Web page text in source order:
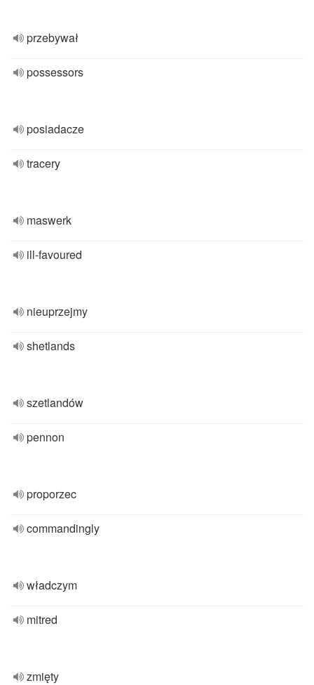
przebywał
possessors
posiadacze
tracery
maswerk
ill-favoured
nieuprzejmy
shetlands
szetlandów
pennon
proporzec
commandingly
władczym
mitred
zmięty